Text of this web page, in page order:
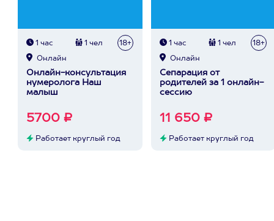
1 час 1 чел 18+
Онлайн
Онлайн-консультация
нумеролога Наш
малыш
5700 ₽
Работает круглый год
1 час 1 чел 18+
Онлайн
Сепарация от
родителей за 1 онлайн-
сессию
11 650 ₽
Работает круглый год